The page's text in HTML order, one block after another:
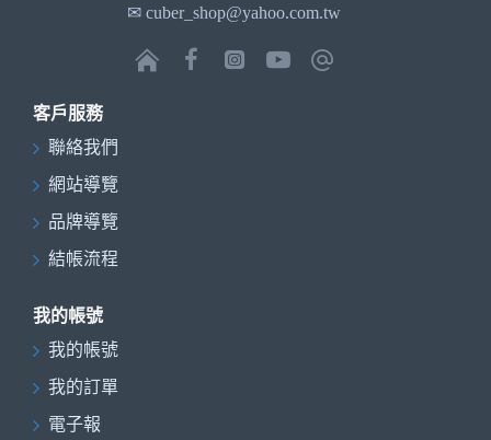
✉ cuber_shop@yahoo.com.tw
客戶服務
聯絡我們
網站導覽
品牌導覽
結帳流程
我的帳號
我的帳號
我的訂單
電子報